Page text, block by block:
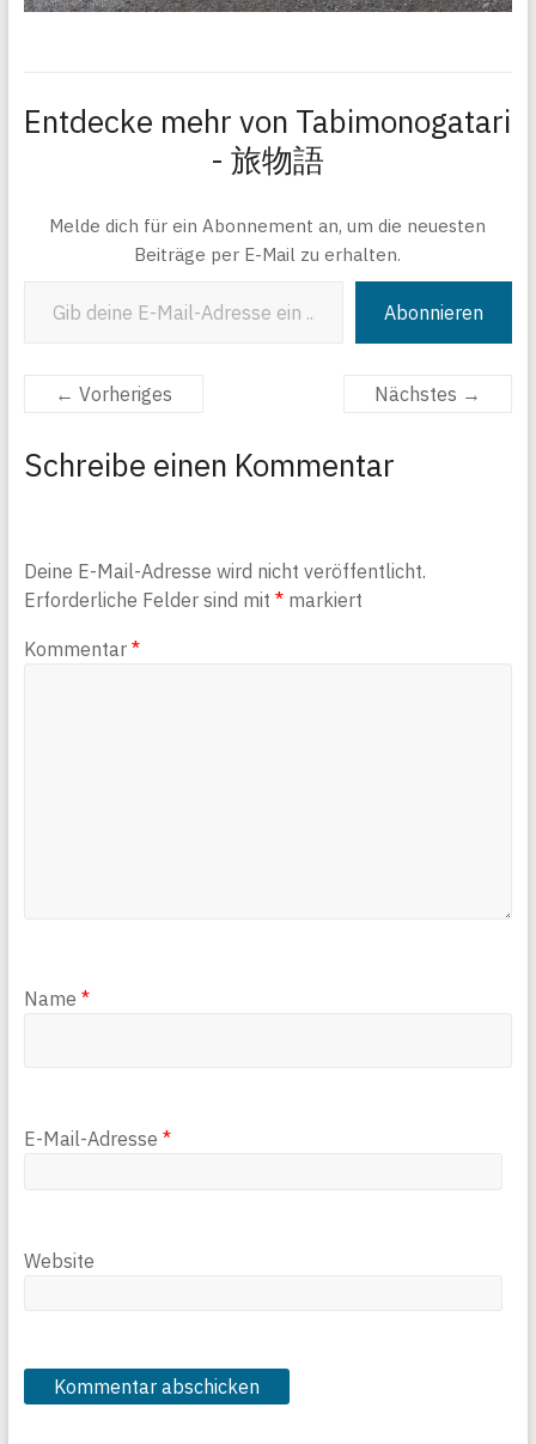
Entdecke mehr von Tabimonogatari
- 旅物語
Melde dich für ein Abonnement an, um die neuesten
Beiträge per E-Mail zu erhalten.
Abonnieren
← Vorheriges Nächstes →
Schreibe einen Kommentar
Deine E-Mail-Adresse wird nicht veröffentlicht.
Erforderliche Felder sind mit *markiert
Kommentar *
Name *
E-Mail-Adresse *
Website